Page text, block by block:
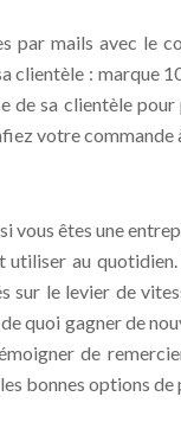
par mails avec le
clientèle : marque
de sa clientèle
votre commande
êtes une
au
sur le levier de
quoi gagner de
de
bonnes options